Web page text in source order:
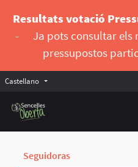
Resultats votació
-
Ja pots consultar els
pressupostos
Castellano Triar la llengua
Seguidoras